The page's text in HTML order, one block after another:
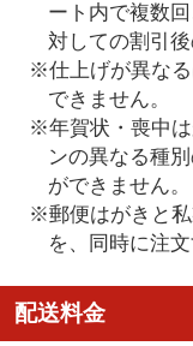
ート内で複数
対しての割引
※仕上げが異な
できません。
※年賀状・喪中
ンの異なる種
ができません。
※郵便はがきと
を、同時に注
配送料金